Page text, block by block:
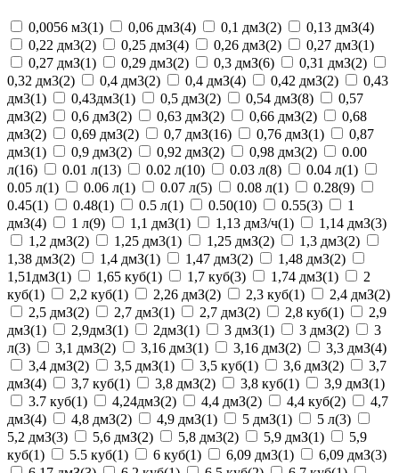
0,0056 м3(1) 0,06 дмЗ(4) 0,1 дмЗ(2)
0,13 дмЗ(4)
0,22 дм3(2)
0,25 дмЗ(4) 0,26 дмЗ(2)
0,27 дм3(1)
0,27 дмЗ(1)
0,29 дм3(2) 0,3 дмЗ(6)
0,31 дмЗ(2)
0,32 дм3(2)
0,4 дм3(2) 0,4 дмЗ(4) 0,42 дмЗ(2)
0,43
дм3(1)
0,43дм3(1) 0,5 дм3(2) 0,54 дмЗ(8)
0,57
дмЗ(2)
0,6 дмЗ(2) 0,63 дмЗ(2) 0,66 дмЗ(2)
0,68
дмЗ(2)
0,69 дмЗ(2) 0,7 дмЗ(16) 0,76 дмЗ(1)
0,87
дм3(1)
0,9 дм3(2) 0,92 дмЗ(2) 0,98 дм3(2)
0.00
л(16)
0.01 л(13) 0.02 л(10) 0.03 л(8)
0.04 л(1)
0.05 л(1)
0.06 л(1) 0.07 л(5) 0.08 л(1)
0.28(9)
0.45(1)
0.48(1) 0.5 л(1) 0.50(10) 0.55(3)
1
дмЗ(4)
1 л(9) 1,1 дмЗ(1) 1,13 дм3/ч(1)
1,14 дмЗ(3)
1,2 дмЗ(2)
1,25 дм3(1) 1,25 дмЗ(2)
1,3 дм3(2)
1,38 дмЗ(2)
1,4 дмЗ(1) 1,47 дм3(2)
1,48 дмЗ(2)
1,51дмЗ(1)
1,65 куб(1) 1,7 куб(3) 1,74 дмЗ(1)
2
куб(1)
2,2 куб(1) 2,26 дмЗ(2) 2,3 куб(1)
2,4 дмЗ(2)
2,5 дмЗ(2)
2,7 дм3(1) 2,7 дмЗ(2) 2,8 куб(1)
2,9
дмЗ(1)
2,9дмЗ(1) 2дмЗ(1) 3 дм3(1) 3 дмЗ(2)
3
л(3)
3,1 дмЗ(2) 3,16 дм3(1) 3,16 дмЗ(2)
3,3 дмЗ(4)
3,4 дмЗ(2)
3,5 дмЗ(1) 3,5 куб(1) 3,6 дмЗ(2)
3,7
дмЗ(4)
3,7 куб(1) 3,8 дмЗ(2) 3,8 куб(1)
3,9 дмЗ(1)
3.7 куб(1)
4,24дмЗ(2) 4,4 дмЗ(2) 4,4 куб(2)
4,7
дм3(4)
4,8 дмЗ(2) 4,9 дмЗ(1) 5 дмЗ(1)
5 л(3)
5,2 дмЗ(3)
5,6 дмЗ(2) 5,8 дм3(2) 5,9 дмЗ(1)
5,9
куб(1)
5.5 куб(1) 6 куб(1) 6,09 дм3(1)
6,09 дмЗ(3)